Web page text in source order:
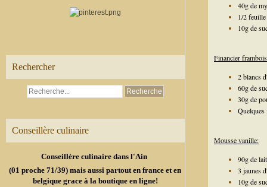
Rechercher
Conseillère culinaire
Conseillère culinaire dans l'Ain
(01 proche 71/39) mais aussi partout en france et en
belgique grace à la boutique en ligne!
40g de
1/2
10g de
Financier
2 blancs
60g de
30g de
Quelques
Mousse vanille:
90g de lait
3 jaunes
10g de